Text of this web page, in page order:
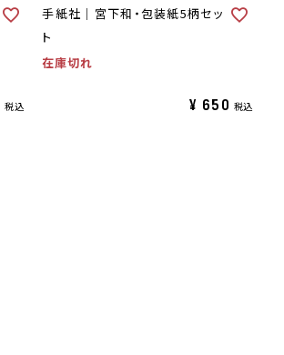
税込
手紙社｜宮下和・包装紙5柄セッ
ト
在庫切れ
¥ 650 税込